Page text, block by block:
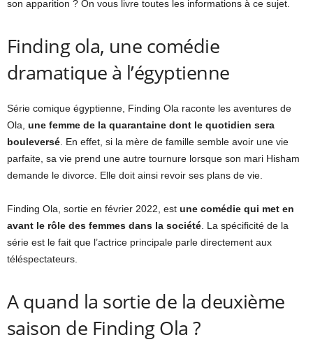
son apparition ? On vous livre toutes les informations à ce sujet.
Finding ola, une comédie
dramatique à l’égyptienne
Série comique égyptienne, Finding Ola raconte les aventures de
Ola, une femme de la quarantaine dont le quotidien sera
bouleversé. En effet, si la mère de famille semble avoir une vie
parfaite, sa vie prend une autre tournure lorsque son mari Hisham
demande le divorce. Elle doit ainsi revoir ses plans de vie.
Finding Ola, sortie en février 2022, est une comédie qui met en
avant le rôle des femmes dans la société. La spécificité de la
série est le fait que l’actrice principale parle directement aux
téléspectateurs.
A quand la sortie de la deuxième
saison de Finding Ola ?